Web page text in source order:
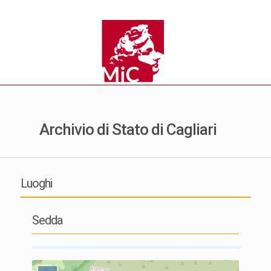
Archivio di Stato di Cagliari
Luoghi
Sedda